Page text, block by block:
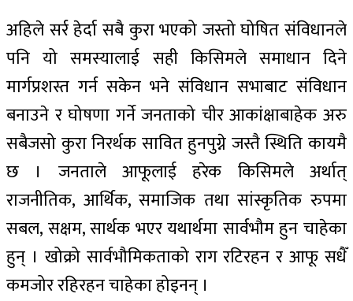
अहिले सर्र हेर्दा सबै कुरा भएको जस्तो घोषित संविधानले
पनि यो समस्यालाई सही किसिमले समाधान दिने
मार्गप्रशस्त गर्न सकेन भने संविधान सभाबाट संविधान
बनाउने र घोषणा गर्ने जनताको चीर आकांक्षाबाहेक अरु
सबैजसो कुरा निरर्थक सावित हुनपुग्ने जस्तै स्थिति कायमै
छ । जनताले आफूलाई हरेक किसिमले अर्थात्
राजनीतिक, आर्थिक, समाजिक तथा सांस्कृतिक रुपमा
सबल, सक्षम, सार्थक भएर यथार्थमा सार्वभौम हुन चाहेका
हुन् । खोक्रो सार्वभौमिकताको राग रटिरहन र आफू सधैँ
कमजोर रहिरहन चाहेका होइनन् ।